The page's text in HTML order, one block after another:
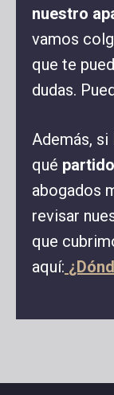
nuestro
vamos
que te
dudas.
Además,
qué
abogados
revisar
que
aquí: